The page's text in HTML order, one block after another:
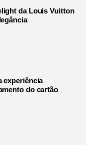
da Louis Vuitton
experiência
do cartão